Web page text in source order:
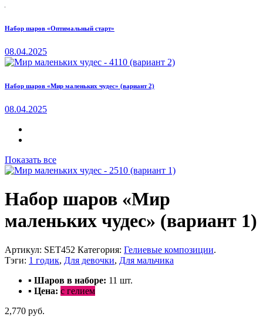
Набор шаров «Оптимальный старт»
08.04.2025
Набор шаров «Мир маленьких чудес» (вариант 2)
08.04.2025
Показать все
Набор шаров «Мир
маленьких чудес» (вариант 1)
Артикул: SET452 Категория: Гелиевые композиции.
Тэги: 1 годик, Для девочки, Для мальчика
▪ Шаров в наборе: 11 шт.
▪ Цена: с гелием
2,770 руб.